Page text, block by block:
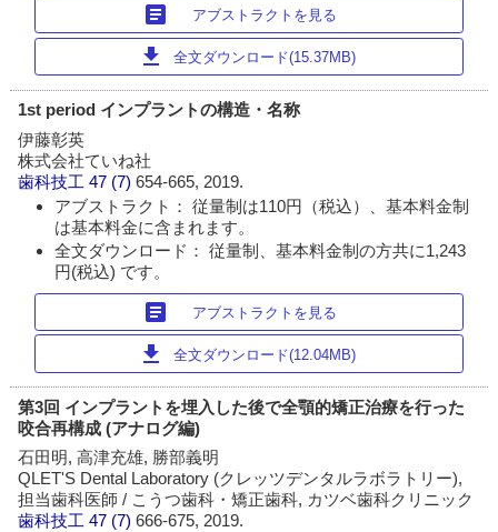
article アブストラクトを見る
download 全文ダウンロード(15.37MB)
1st period インプラントの構造・名称
伊藤彰英
株式会社ていね社
歯科技工 47 (7)654-665, 2019.
アブストラクト： 従量制は110円（税込）、基本料金制
は基本料金に含まれます。
全文ダウンロード： 従量制、基本料金制の方共に1,243
円(税込) です。
article アブストラクトを見る
download 全文ダウンロード(12.04MB)
第3回 インプラントを埋入した後で全顎的矯正治療を行った
咬合再構成 (アナログ編)
石田明, 高津充雄, 勝部義明
QLET'S Dental Laboratory (クレッツデンタルラボラトリー),
担当歯科医師 / こうつ歯科・矯正歯科, カツベ歯科クリニック
歯科技工 47 (7)666-675, 2019.